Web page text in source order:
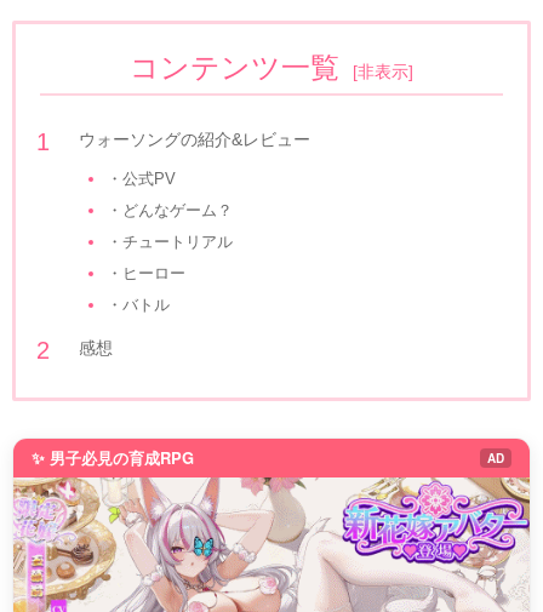
コンテンツ一覧 [非表示]
ウォーソングの紹介&レビュー
・公式PV
・どんなゲーム？
・チュートリアル
・ヒーロー
・バトル
感想
✨ 男子必見の育成RPG AD